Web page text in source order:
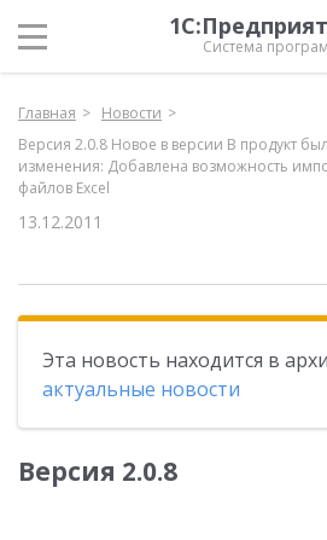
Система
Главная
Новости
Версия 2.0.8 Новое в версии В продукт
изменения: Добавлена возможность
файлов Excel
13.12.2011
Эта новость находится в
актуальные новости
Версия 2.0.8